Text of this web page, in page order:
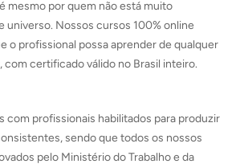
mesmo por quem não está muito
universo. Nossos cursos 100% online
o profissional possa aprender de qualquer
com certificado válido no Brasil inteiro.
com profissionais habilitados para produzir
sendo que todos os nossos
pelo Ministério do Trabalho e da